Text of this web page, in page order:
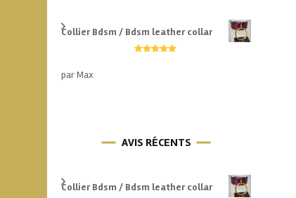
Collier Bdsm / Bdsm leather collar
par Max
AVIS RÉCENTS
Collier Bdsm / Bdsm leather collar